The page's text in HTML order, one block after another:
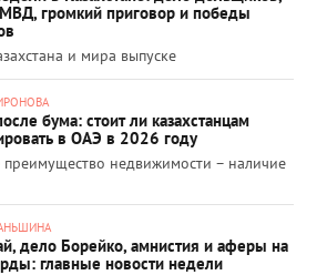
громкий приговор и победы
и мира выпуске
бума: стоит ли казахстанцам
в ОАЭ в 2026 году
преимущество недвижимости – наличие
дело Борейко, амнистия и аферы на
главные новости недели